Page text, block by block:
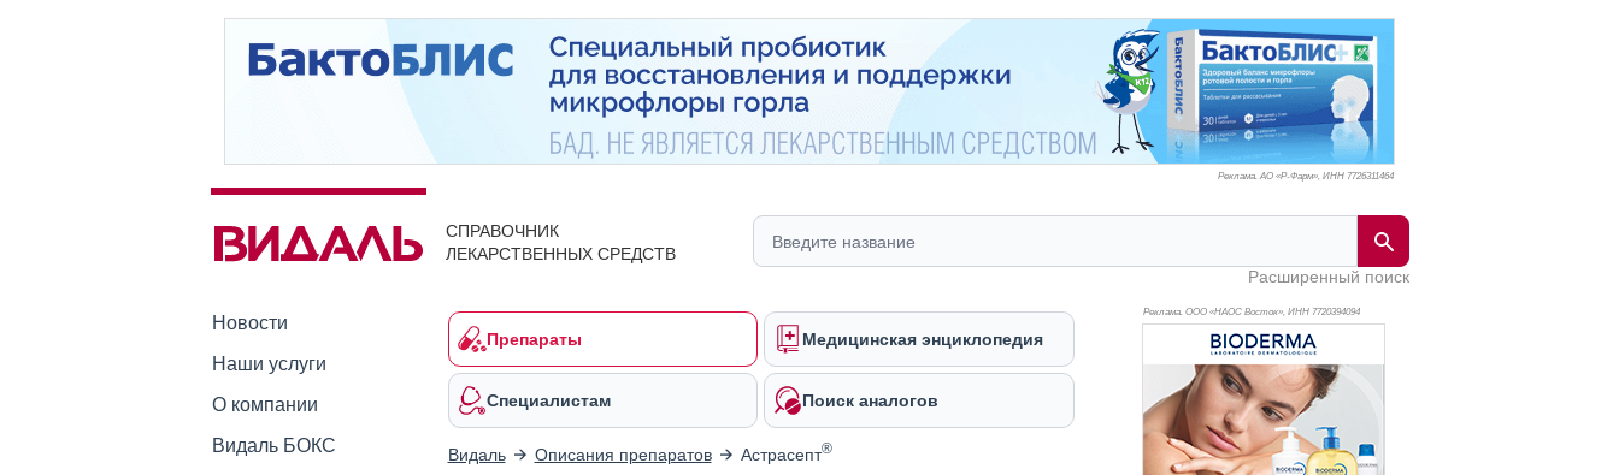
Реклама. АО «Р-Фарм», ИНН 7726311464
СПРАВОЧНИК
ЛЕКАРСТВЕННЫХ СРЕДСТВ
Расширенный поиск
Новости
Наши услуги
О компании
Видаль БОКС
Препараты Медицинская энциклопедия
Специалистам Поиск аналогов
Видаль Описания препаратов Астрасепт®
Реклама. ООО «НАОС Восток», ИНН 7720394094